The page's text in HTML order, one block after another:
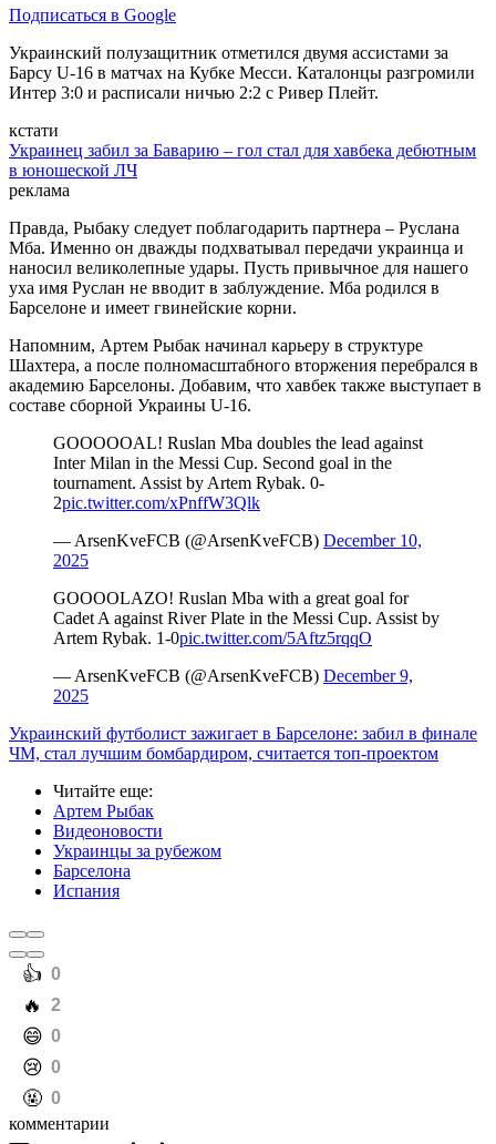
Подписаться в Google
Украинский полузащитник отметился двумя ассистами за
Барсу U-16 в матчах на Кубке Месси. Каталонцы разгромили
Интер 3:0 и расписали ничью 2:2 с Ривер Плейт.
кстати
Украинец забил за Баварию – гол стал для хавбека дебютным
в юношеской ЛЧ
реклама
Правда, Рыбаку следует поблагодарить партнера – Руслана
Мба. Именно он дважды подхватывал передачи украинца и
наносил великолепные удары. Пусть привычное для нашего
уха имя Руслан не вводит в заблуждение. Мба родился в
Барселоне и имеет гвинейские корни.
Напомним, Артем Рыбак начинал карьеру в структуре
Шахтера, а после полномасштабного вторжения перебрался в
академию Барселоны. Добавим, что хавбек также выступает в
составе сборной Украины U-16.
GOOOOOAL! Ruslan Mba doubles the lead against
Inter Milan in the Messi Cup. Second goal in the
tournament. Assist by Artem Rybak. 0-
2pic.twitter.com/xPnffW3Qlk
— ArsenKveFCB (@ArsenKveFCB) December 10,
2025
GOOOOLAZO! Ruslan Mba with a great goal for
Cadet A against River Plate in the Messi Cup. Assist by
Artem Rybak. 1-0pic.twitter.com/5Aftz5rqqO
— ArsenKveFCB (@ArsenKveFCB) December 9,
2025
Украинский футболист зажигает в Барселоне: забил в финале
ЧМ, стал лучшим бомбардиром, считается топ-проектом
Читайте еще:
Артем Рыбак
Видеоновости
Украинцы за рубежом
Барселона
Испания
️👍 0
️🔥 2
️😄 0
️😢 0
️🤬 0
комментарии